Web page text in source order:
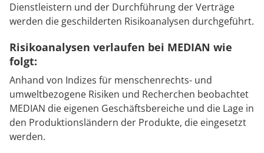
Dienstleistern und der Durchführung der Verträge
werden die geschilderten Risikoanalysen durchgeführt.
Risikoanalysen verlaufen bei MEDIAN wie
folgt:
Anhand von Indizes für menschenrechts- und
umweltbezogene Risiken und Recherchen beobachtet
MEDIAN die eigenen Geschäftsbereiche und die Lage in
den Produktionsländern der Produkte, die eingesetzt
werden.